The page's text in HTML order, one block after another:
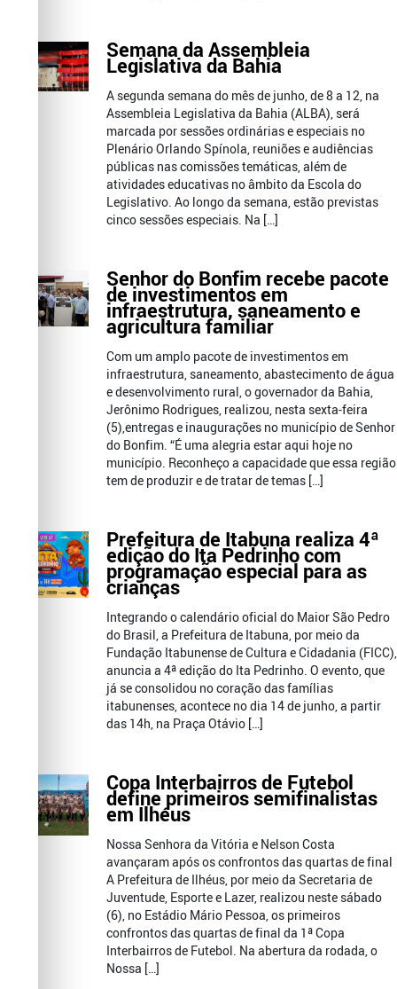
Semana da Assembleia
Legislativa da Bahia
A segunda semana do mês de junho, de 8 a 12, na
Assembleia Legislativa da Bahia (ALBA), será
marcada por sessões ordinárias e especiais no
Plenário Orlando Spínola, reuniões e audiências
públicas nas comissões temáticas, além de
atividades educativas no âmbito da Escola do
Legislativo. Ao longo da semana, estão previstas
cinco sessões especiais. Na […]
Senhor do Bonfim recebe pacote
de investimentos em
infraestrutura, saneamento e
agricultura familiar
Com um amplo pacote de investimentos em
infraestrutura, saneamento, abastecimento de água
e desenvolvimento rural, o governador da Bahia,
Jerônimo Rodrigues, realizou, nesta sexta-feira
(5),entregas e inaugurações no município de Senhor
do Bonfim. “É uma alegria estar aqui hoje no
município. Reconheço a capacidade que essa região
tem de produzir e de tratar de temas […]
Prefeitura de Itabuna realiza 4ª
edição do Ita Pedrinho com
programação especial para as
crianças
Integrando o calendário oficial do Maior São Pedro
do Brasil, a Prefeitura de Itabuna, por meio da
Fundação Itabunense de Cultura e Cidadania (FICC),
anuncia a 4ª edição do Ita Pedrinho. O evento, que
já se consolidou no coração das famílias
itabunenses, acontece no dia 14 de junho, a partir
das 14h, na Praça Otávio […]
Copa Interbairros de Futebol
define primeiros semifinalistas
em Ilhéus
Nossa Senhora da Vitória e Nelson Costa
avançaram após os confrontos das quartas de final
A Prefeitura de Ilhéus, por meio da Secretaria de
Juventude, Esporte e Lazer, realizou neste sábado
(6), no Estádio Mário Pessoa, os primeiros
confrontos das quartas de final da 1ª Copa
Interbairros de Futebol. Na abertura da rodada, o
Nossa […]